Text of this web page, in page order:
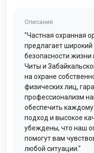
Описание
"Частная охранная
предлагает широкий
безопасности
Читы и
на охране
физических лиц,
профессионализм
обеспечить
подход и высокое
убеждены, что наш
помогут вам
любой ситуации."